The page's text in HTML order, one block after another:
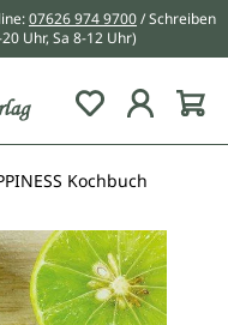
07626 974 9700/ Schreiben
Uhr, Sa 8-12 Uhr)
Du hast 0
Kochbuch